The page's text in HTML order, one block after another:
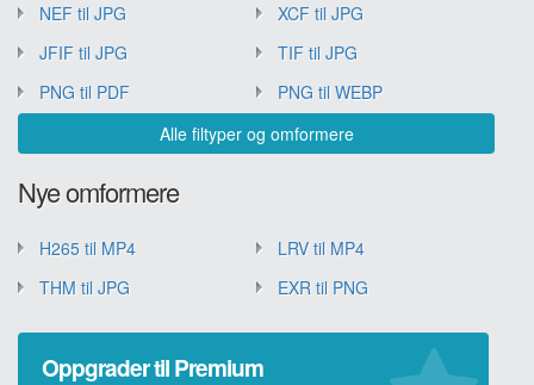
NEF til JPG
XCF til JPG
JFIF til JPG
TIF til JPG
PNG til PDF
PNG til WEBP
Alle filtyper og omformere
Nye omformere
H265 til MP4
LRV til MP4
THM til JPG
EXR til PNG
Oppgrader til Premium